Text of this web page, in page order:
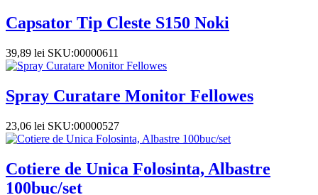
Capsator Tip Cleste S150 Noki
39,89 lei SKU:00000611
Spray Curatare Monitor Fellowes
23,06 lei SKU:00000527
Cotiere de Unica Folosinta, Albastre
100buc/set